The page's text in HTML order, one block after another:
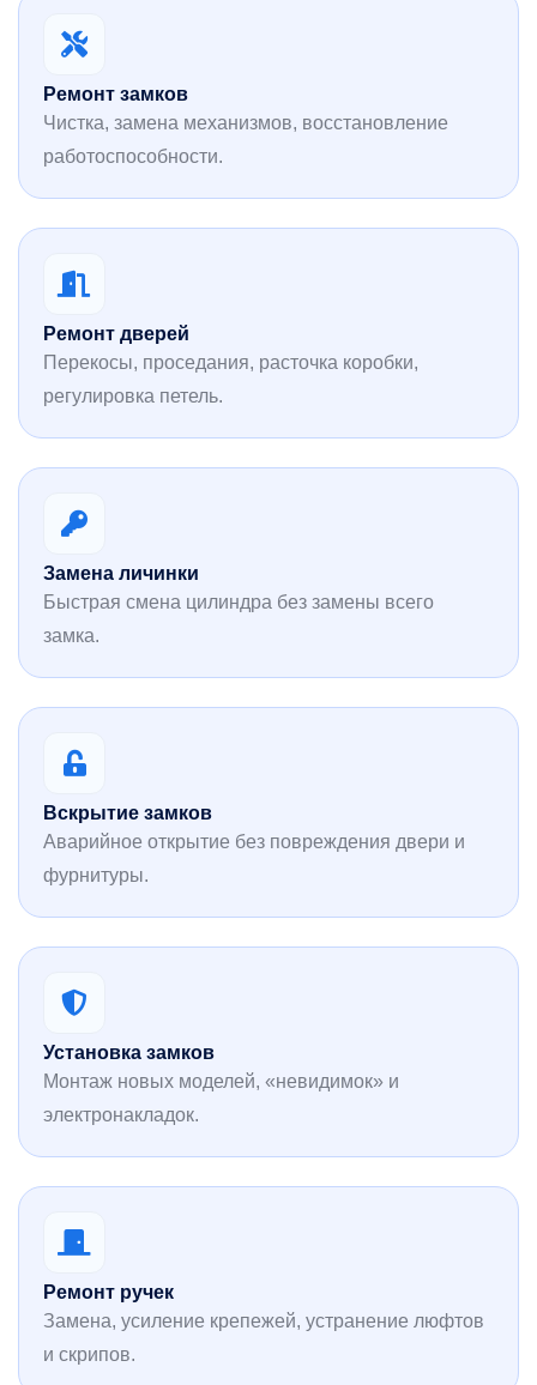
Ремонт замков
Чистка, замена механизмов, восстановление
работоспособности.
Ремонт дверей
Перекосы, проседания, расточка коробки,
регулировка петель.
Замена личинки
Быстрая смена цилиндра без замены всего
замка.
Вскрытие замков
Аварийное открытие без повреждения двери и
фурнитуры.
Установка замков
Монтаж новых моделей, «невидимок» и
электронакладок.
Ремонт ручек
Замена, усиление крепежей, устранение люфтов
и скрипов.